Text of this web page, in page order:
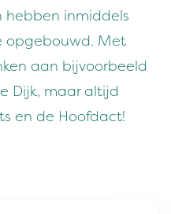
hebben inmiddels
opgebouwd. Met
aan bijvoorbeeld
Dijk, maar altijd
en de Hoofdact!